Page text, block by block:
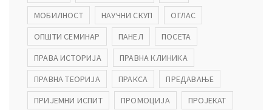
МОБИЛНОСТ
НАУЧНИ СКУП
ОГЛАС
ОПШТИ СЕМИНАР
ПАНЕЛ
ПОСЕТА
ПРАВА ИСТОРИЈА
ПРАВНА КЛИНИКА
ПРАВНА ТЕОРИЈА
ПРАКСА
ПРЕДАВАЊЕ
ПРИЈЕМНИ ИСПИТ
ПРОМОЦИЈА
ПРОЈЕКАТ